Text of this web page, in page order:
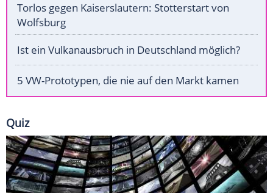
Torlos gegen Kaiserslautern: Stotterstart von
Wolfsburg
Ist ein Vulkanausbruch in Deutschland möglich?
5 VW-Prototypen, die nie auf den Markt kamen
Quiz